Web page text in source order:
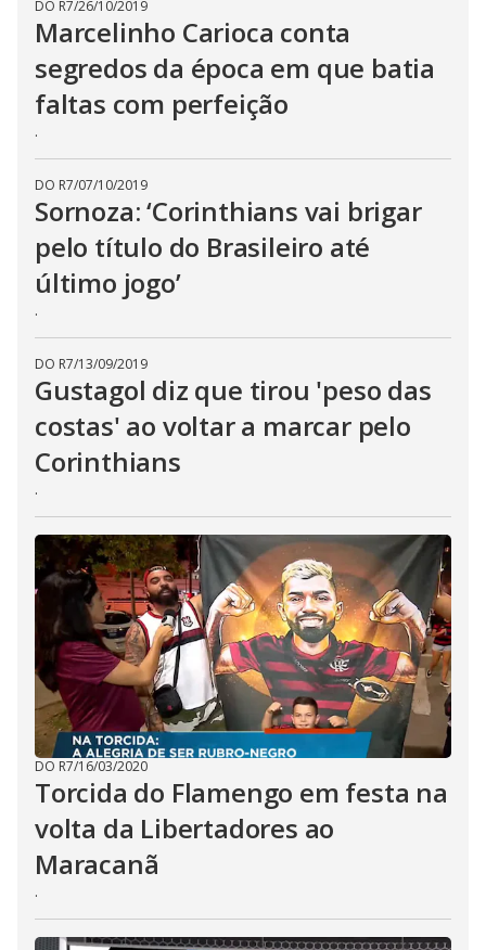
DO R7/26/10/2019
Marcelinho Carioca conta
segredos da época em que batia
faltas com perfeição
.
DO R7/07/10/2019
Sornoza: ‘Corinthians vai brigar
pelo título do Brasileiro até
último jogo’
.
DO R7/13/09/2019
Gustagol diz que tirou 'peso das
costas' ao voltar a marcar pelo
Corinthians
.
DO R7/16/03/2020
Torcida do Flamengo em festa na
volta da Libertadores ao
Maracanã
.